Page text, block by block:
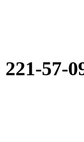
221-57-